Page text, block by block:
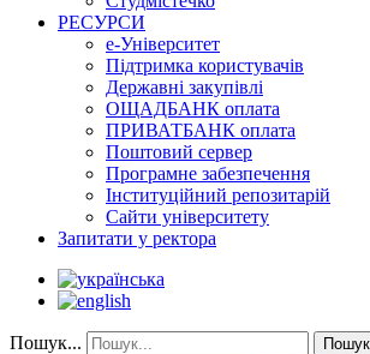
РЕСУРСИ
е-Університет
Підтримка користувачів
Державні закупівлі
ОЩАДБАНК оплата
ПРИВАТБАНК оплата
Поштовий сервер
Програмне забезпечення
Інституційний репозитарій
Сайти університету
Запитати у ректора
Пошук... Пошук